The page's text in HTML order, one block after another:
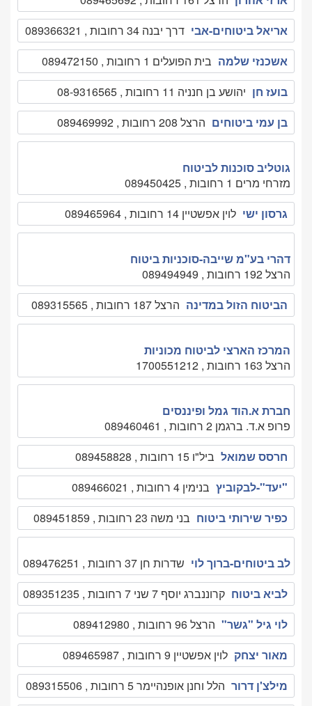
אריאל ביטוחים-אבי דרך יבנה 34 רחובות , 089366321
אשכנזי שלמה בית הפועלים 1 רחובות , 089472150
בועז חן יהושע בן חנניה 11 רחובות , 08-9316565
בן עמי ביטוחים הרצל 208 רחובות , 089469992
גוטליב סוכנות לביטוח
מזרחי מרים 1 רחובות , 089450425
גרסון ישי לוין אפשטיין 14 רחובות , 089465964
דהרי בע"מ שייבה-סוכניות ביטוח
הרצל 192 רחובות , 089494949
הביטוח הזול במדינה הרצל 187 רחובות , 089315565
המרכז הארצי לביטוח מכוניות
הרצל 163 רחובות , 1700551212
חברת א.הוד גמל ופיננסים
פרופ א.ד. ברגמן 2 רחובות , 089460461
חרסס שמואל ביל"ו 15 רחובות , 089458828
"יעד"-לבקוביץ בנימין 4 רחובות , 089466021
כפיר שירותי ביטוח בני משה 23 רחובות , 089451859
לב ביטוחים-ברוך לוי שדרות חן 37 רחובות , 089476251
לביא ביטוח קרוננברג יוסף 7 שני 7 רחובות , 089351235
לוי גיל "גשר" הרצל 96 רחובות , 089412980
מאור יצחק לוין אפשטיין 9 רחובות , 089465987
מילצ'ן דרור הלל וחנן אופנהיימר 5 רחובות , 089315506